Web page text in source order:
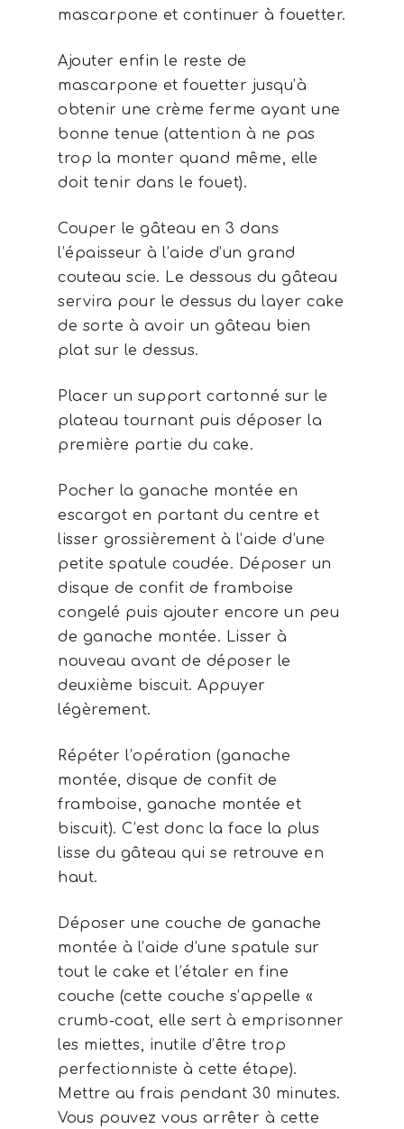
mascarpone et continuer à fouetter.
Ajouter enfin le reste de
mascarpone et fouetter jusqu’à
obtenir une crème ferme ayant une
bonne tenue (attention à ne pas
trop la monter quand même, elle
doit tenir dans le fouet).
Couper le gâteau en 3 dans
l’épaisseur à l’aide d’un grand
couteau scie. Le dessous du gâteau
servira pour le dessus du layer cake
de sorte à avoir un gâteau bien
plat sur le dessus.
Placer un support cartonné sur le
plateau tournant puis déposer la
première partie du cake.
Pocher la ganache montée en
escargot en partant du centre et
lisser grossièrement à l’aide d’une
petite spatule coudée. Déposer un
disque de confit de framboise
congelé puis ajouter encore un peu
de ganache montée. Lisser à
nouveau avant de déposer le
deuxième biscuit. Appuyer
légèrement.
Répéter l’opération (ganache
montée, disque de confit de
framboise, ganache montée et
biscuit). C’est donc la face la plus
lisse du gâteau qui se retrouve en
haut.
Déposer une couche de ganache
montée à l’aide d’une spatule sur
tout le cake et l’étaler en fine
couche (cette couche s’appelle «
crumb-coat, elle sert à emprisonner
les miettes, inutile d’être trop
perfectionniste à cette étape).
Mettre au frais pendant 30 minutes.
Vous pouvez vous arrêter à cette